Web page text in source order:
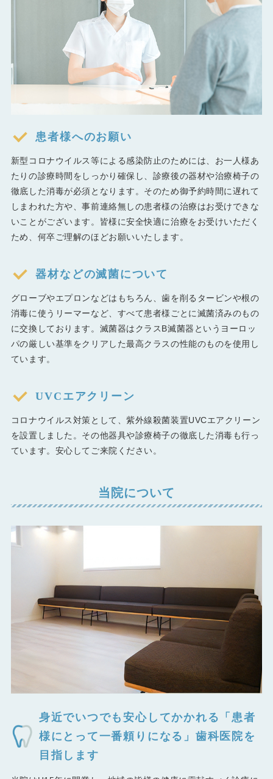
患者様へのお願い
新型コロナウイルス等による感染防止のためには、お一人様あ
たりの診療時間をしっかり確保し、診療後の器材や治療椅子の
徹底した消毒が必須となります。そのため御予約時間に遅れて
しまわれた方や、事前連絡無しの患者様の治療はお受けできな
いことがございます。皆様に安全快適に治療をお受けいただく
ため、何卒ご理解のほどお願いいたします。
器材などの滅菌について
グローブやエプロンなどはもちろん、歯を削るタービンや根の
消毒に使うリーマーなど、すべて患者様ごとに滅菌済みのもの
に交換しております。滅菌器はクラスB滅菌器というヨーロッ
パの厳しい基準をクリアした最高クラスの性能のものを使用し
ています。
UVCエアクリーン
コロナウイルス対策として、紫外線殺菌装置UVCエアクリーン
を設置しました。その他器具や診療椅子の徹底した消毒も行っ
ています。安心してご来院ください。
当院について
身近でいつでも安心してかかれる「患者
様にとって一番頼りになる」歯科医院を
目指します